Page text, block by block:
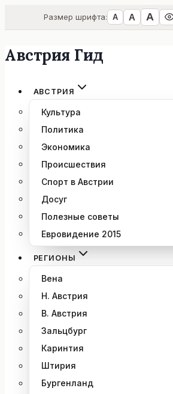
Размер шрифта: А А А
Перейти
содержимому
Австрия Гид
АВСТРИЯ
Культура
Политика
Экономика
Происшествия
Спорт в Австрии
Досуг
Полезные советы
Евровидение 2015
РЕГИОНЫ
Вена
Н. Австрия
В. Австрия
Зальцбург
Каринтия
Штирия
Бургенланд